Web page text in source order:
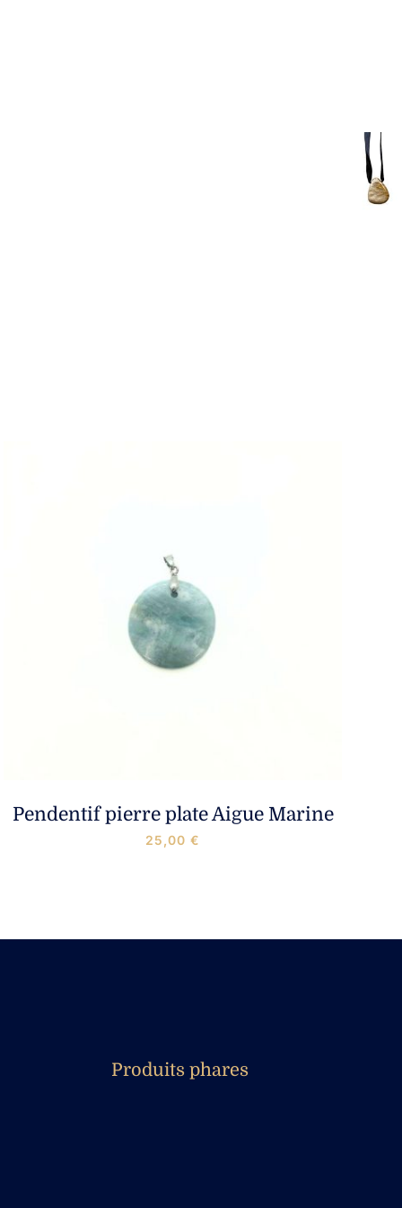
Pendentif pierre plate Aigue Marine
25,00€
Produits phares